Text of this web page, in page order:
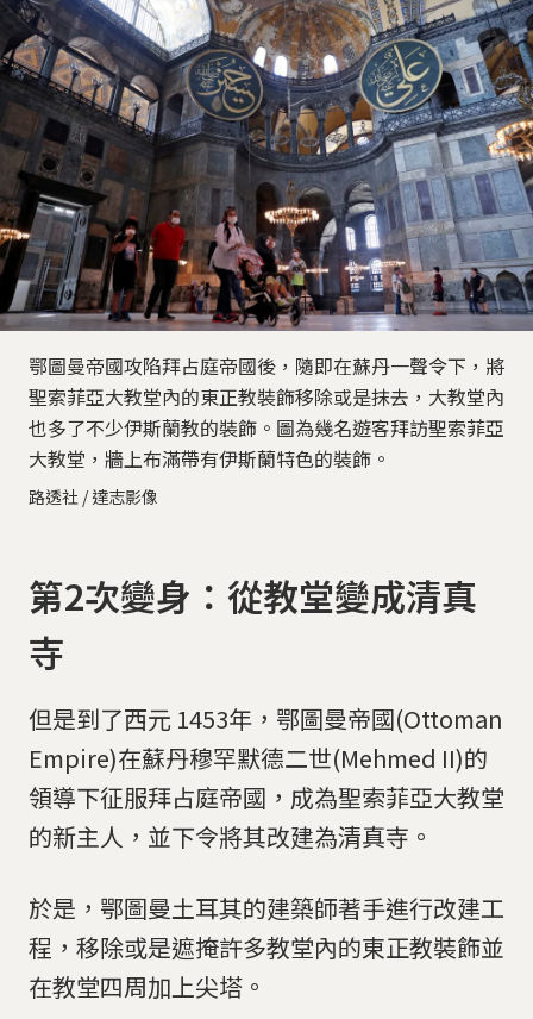
鄂圖曼帝國攻陷拜占庭帝國後，隨即在蘇丹一聲令下，將
聖索菲亞大教堂內的東正教裝飾移除或是抹去，大教堂內
也多了不少伊斯蘭教的裝飾。圖為幾名遊客拜訪聖索菲亞
大教堂，牆上布滿帶有伊斯蘭特色的裝飾。
路透社 / 達志影像
第2次變身：從教堂變成清真
寺
但是到了西元 1453年，鄂圖曼帝國(Ottoman
Empire)在蘇丹穆罕默德二世(Mehmed II)的
領導下征服拜占庭帝國，成為聖索菲亞大教堂
的新主人，並下令將其改建為清真寺。
於是，鄂圖曼土耳其的建築師著手進行改建工
程，移除或是遮掩許多教堂內的東正教裝飾並
在教堂四周加上尖塔。